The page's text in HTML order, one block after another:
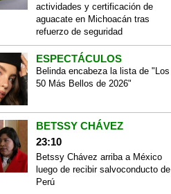
actividades y certificación de
aguacate en Michoacán tras
refuerzo de seguridad
ESPECTÁCULOS
Belinda encabeza la lista de "Los
50 Más Bellos de 2026"
BETSSY CHÁVEZ
23:10
Betssy Chávez arriba a México
luego de recibir salvoconducto de
Perú